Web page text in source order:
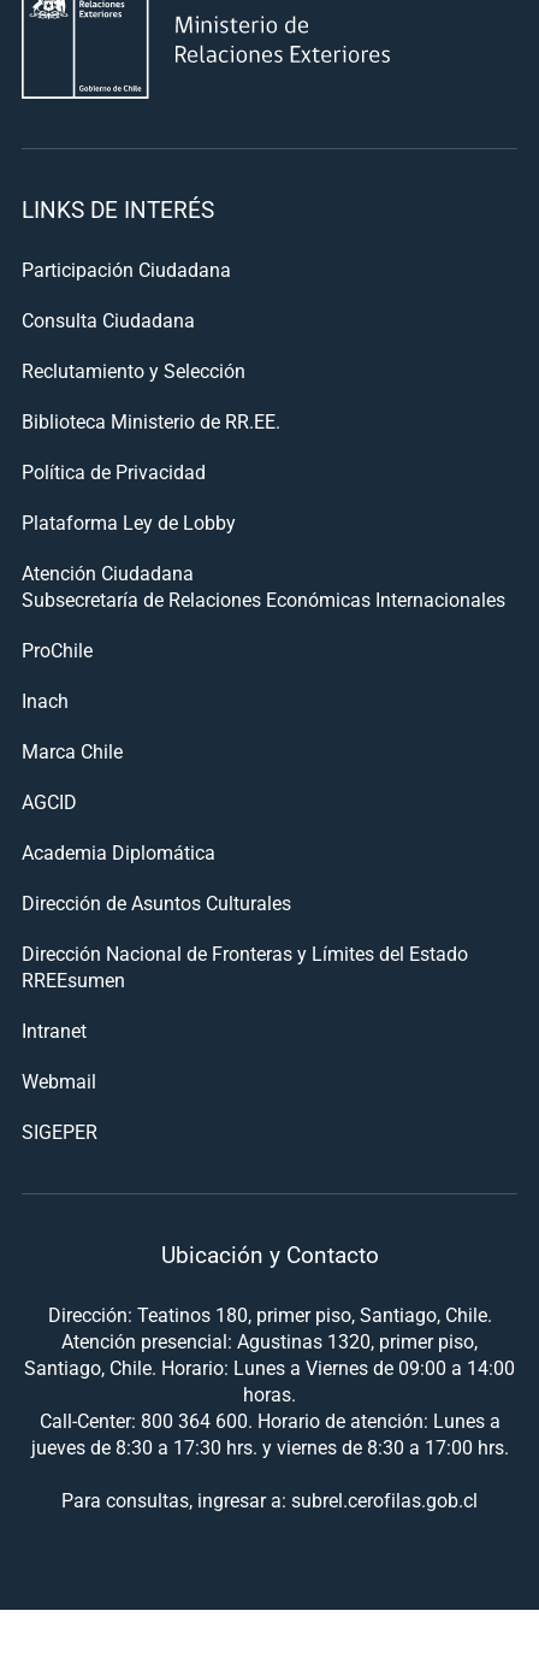
LINKS DE INTERÉS
Participación Ciudadana
Consulta Ciudadana
Reclutamiento y Selección
Biblioteca Ministerio de RR.EE.
Política de Privacidad
Plataforma Ley de Lobby
Atención Ciudadana
Subsecretaría de Relaciones Económicas Internacionales
ProChile
Inach
Marca Chile
AGCID
Academia Diplomática
Dirección de Asuntos Culturales
Dirección Nacional de Fronteras y Límites del Estado
RREEsumen
Intranet
Webmail
SIGEPER
Ubicación y Contacto
Dirección: Teatinos 180, primer piso, Santiago, Chile.
Atención presencial: Agustinas 1320, primer piso,
Santiago, Chile. Horario: Lunes a Viernes de 09:00 a 14:00
horas.
Call-Center: 800 364 600. Horario de atención: Lunes a
jueves de 8:30 a 17:30 hrs. y viernes de 8:30 a 17:00 hrs.
Para consultas, ingresar a: subrel.cerofilas.gob.cl